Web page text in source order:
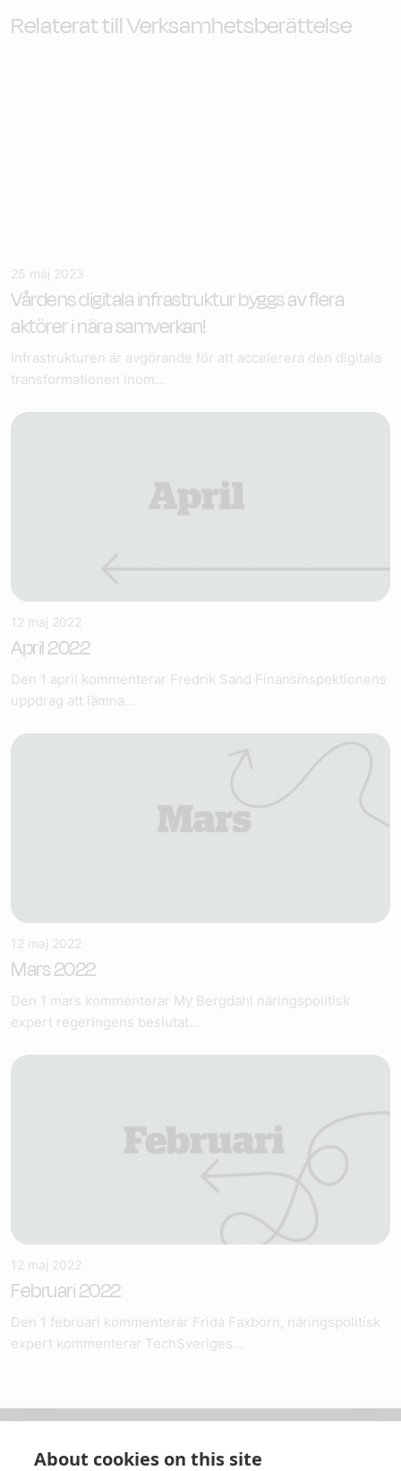
Relaterat till Verksamhetsberättelse
25 maj 2023
Vårdens digitala infrastruktur​byggs av flera
aktörer i nära samverkan!
Infrastrukturen är avgörande för att accelerera den digitala
transformationen inom...
12 maj 2022
April 2022
Den 1 april kommenterar Fredrik Sand Finansinspektionens
uppdrag att lämna...
12 maj 2022
Mars 2022
Den 1 mars kommenterar My Bergdahl näringspolitisk
expert regeringens beslutat...
12 maj 2022
Februari 2022
Den 1 februari kommenterar Frida Faxborn, näringspolitisk
expert kommenterar TechSveriges...
About cookies on this site